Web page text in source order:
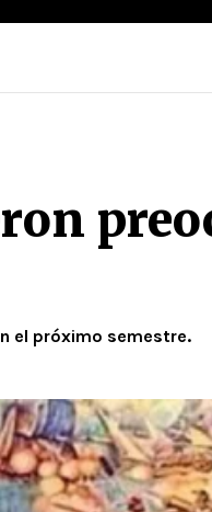
el próximo semestre.